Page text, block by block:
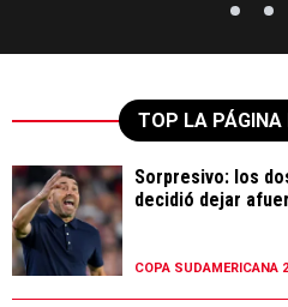
TOP LA PÁGINA
Sorpresivo: los
decidió dejar
COPA SUDAMERICANA